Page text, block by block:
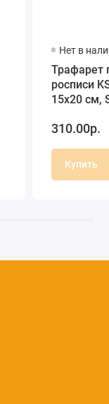
Нет в
Трафарет
росписи
15х20 см,
310.00р.
Купить